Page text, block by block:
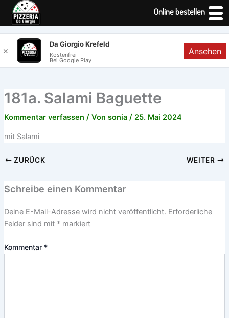
Inhalt
springen
181a. Salami Baguette
Kommentar verfassen / Von sonia / 25. Mai 2024
mit Salami
ZURÜCK WEITER
Schreibe einen Kommentar
Deine E-Mail-Adresse wird nicht veröffentlicht. Erforderliche
Felder sind mit *markiert
Kommentar *
Online bestellen
✕
Da Giorgio Krefeld
Kostenfrei
Bei Google Play
Ansehen